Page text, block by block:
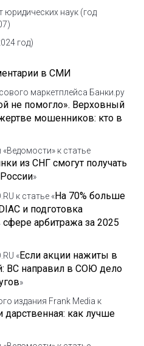
юридических наук (год
год)
в СМИ
маркетплейса Банки.ру
не помогло». Верховный
мошенников: кто в
к статье
из СНГ смогут получать
»
к статье «На 70% больше
и подготовка
арбитража за 2025
«Если акции нажиты в
ВС направил в СОЮ дело
»
издания Frank Media к
дарственная: как лучше